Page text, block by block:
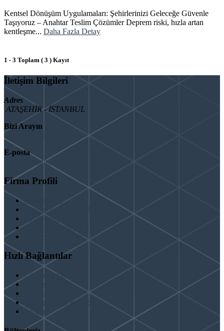
Kentsel Dönüşüm Uygulamaları: Şehirlerinizi Geleceğe Güvenle
Taşıyoruz – Anahtar Teslim Çözümler Deprem riski, hızla artan
kentleşme... Daha Fazla Detay
1 - 3 Toplam ( 3 ) Kayıt
İletişim Bilgileri
Adres
ATAŞEHİR - İSTANBUL
Bizi Arayın
E-posta
info@binaguclendir.com
Firma Profili
Hakkımızda
Hizmet Verdiğimiz Bölgeler
Paydaşlarımız
İş Birliği Teklifleri
Şartlar ve Koşullar
Hızlı Bağlantılar
Güçlendirme
Hizmetlerimiz
Test & Analiz & Rapor
İletişim